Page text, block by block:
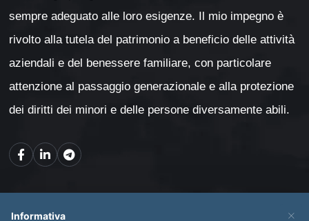
sempre adeguato alle loro esigenze. Il mio impegno è
rivolto alla tutela del patrimonio a beneficio delle attività
aziendali e del benessere familiare, con particolare
attenzione al passaggio generazionale e alla protezione
dei diritti dei minori e delle persone diversamente abili.
×
Informativa